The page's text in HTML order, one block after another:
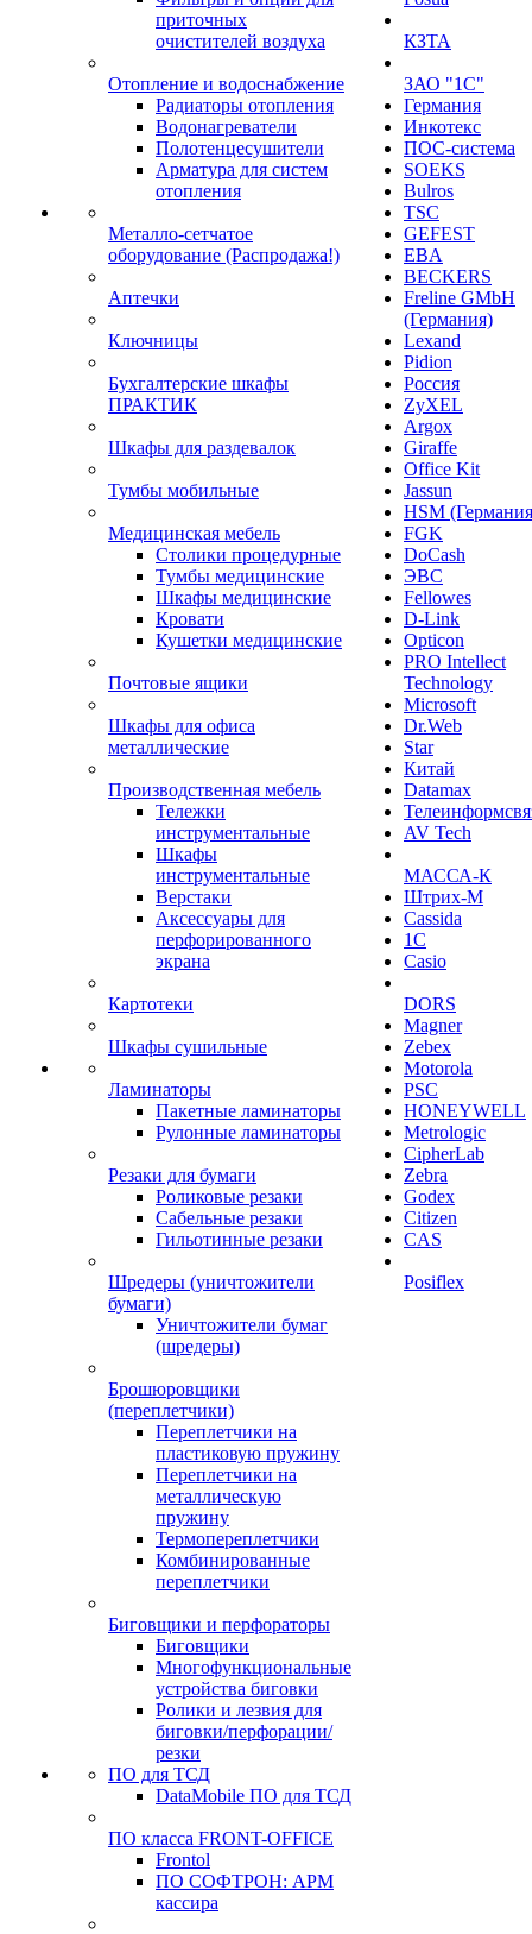
приточных
очистителей воздуха
Отопление и водоснабжение
Радиаторы отопления
Водонагреватели
Полотенцесушители
Арматура для систем
отопления
Металло-сетчатое
оборудование (Распродажа!)
Аптечки
Ключницы
Бухгалтерские шкафы
ПРАКТИК
Шкафы для раздевалок
Тумбы мобильные
Медицинская мебель
Столики процедурные
Тумбы медицинские
Шкафы медицинские
Кровати
Кушетки медицинские
Почтовые ящики
Шкафы для офиса
металлические
Производственная мебель
Тележки
инструментальные
Шкафы
инструментальные
Верстаки
Аксессуары для
перфорированного
экрана
Картотеки
Шкафы сушильные
Ламинаторы
Пакетные ламинаторы
Рулонные ламинаторы
Резаки для бумаги
Роликовые резаки
Сабельные резаки
Гильотинные резаки
Шредеры (уничтожители
бумаги)
Уничтожители бумаг
(шредеры)
Брошюровщики
(переплетчики)
Переплетчики на
пластиковую пружину
Переплетчики на
металлическую
пружину
Термопереплетчики
Комбинированные
переплетчики
Биговщики и перфораторы
Биговщики
Многофункциональные
устройства биговки
Ролики и лезвия для
биговки/перфорации/
резки
ПО для ТСД
DataMobile ПО для ТСД
ПО класса FRONT-OFFICE
Frontol
ПО СОФТРОН: АРМ
кассира
КЗТА
ЗАО "1С"
Германия
Инкотекс
ПОС-система
SOEKS
Bulros
TSC
GEFEST
EBA
BECKERS
Freline GMbH
(Германия)
Lexand
Pidion
Россия
ZyXEL
Argox
Giraffe
Office Kit
Jassun
HSM
FGK
DoCash
ЭВС
Fellowes
D-Link
Opticon
PRO Intellect
Technology
Microsoft
Dr.Web
Star
Китай
Datamax
AV Tech
МАССА-К
Штрих-М
Cassida
1С
Casio
DORS
Magner
Zebex
Motorola
PSC
HONEYWELL
Metrologic
CipherLab
Zebra
Godex
Citizen
CAS
Posiflex